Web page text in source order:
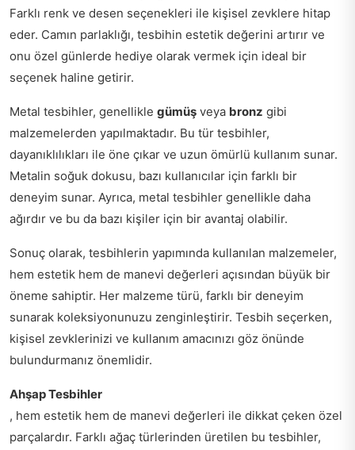
Farklı renk ve desen seçenekleri ile kişisel zevklere hitap
eder. Camın parlaklığı, tesbihin estetik değerini artırır ve
onu özel günlerde hediye olarak vermek için ideal bir
seçenek haline getirir.
Metal tesbihler, genellikle gümüş veya bronz gibi
malzemelerden yapılmaktadır. Bu tür tesbihler,
dayanıklılıkları ile öne çıkar ve uzun ömürlü kullanım sunar.
Metalin soğuk dokusu, bazı kullanıcılar için farklı bir
deneyim sunar. Ayrıca, metal tesbihler genellikle daha
ağırdır ve bu da bazı kişiler için bir avantaj olabilir.
Sonuç olarak, tesbihlerin yapımında kullanılan malzemeler,
hem estetik hem de manevi değerleri açısından büyük bir
öneme sahiptir. Her malzeme türü, farklı bir deneyim
sunarak koleksiyonunuzu zenginleştirir. Tesbih seçerken,
kişisel zevklerinizi ve kullanım amacınızı göz önünde
bulundurmanız önemlidir.
Ahşap Tesbihler
, hem estetik hem de manevi değerleri ile dikkat çeken özel
parçalardır. Farklı ağaç türlerinden üretilen bu tesbihler,